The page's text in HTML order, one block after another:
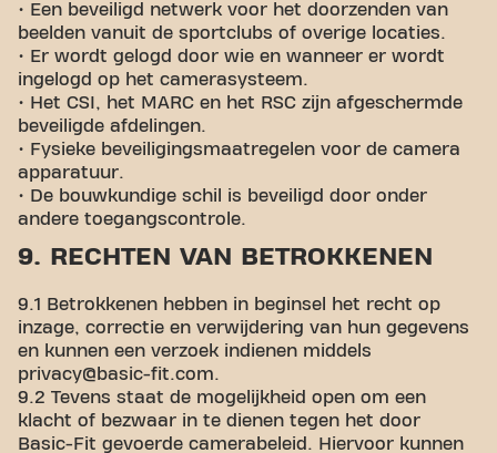
• Een beveiligd netwerk voor het doorzenden van
beelden vanuit de sportclubs of overige locaties.
• Er wordt gelogd door wie en wanneer er wordt
ingelogd op het camerasysteem.
• Het CSI, het MARC en het RSC zijn afgeschermde
beveiligde afdelingen.
• Fysieke beveiligingsmaatregelen voor de camera
apparatuur.
• De bouwkundige schil is beveiligd door onder
andere toegangscontrole.
9. RECHTEN VAN BETROKKENEN
9.1 Betrokkenen hebben in beginsel het recht op
inzage, correctie en verwijdering van hun gegevens
en kunnen een verzoek indienen middels
privacy@basic-fit.com.
9.2 Tevens staat de mogelijkheid open om een
klacht of bezwaar in te dienen tegen het door
Basic-Fit gevoerde camerabeleid. Hiervoor kunnen